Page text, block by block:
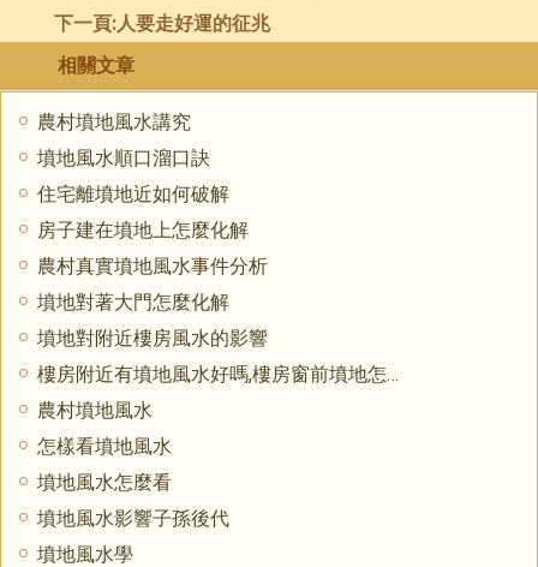
下一頁:人要走好運的征兆
相關文章
農村墳地風水講究
墳地風水順口溜口訣
住宅離墳地近如何破解
房子建在墳地上怎麼化解
農村真實墳地風水事件分析
墳地對著大門怎麼化解
墳地對附近樓房風水的影響
樓房附近有墳地風水好嗎,樓房窗前墳地怎麼化解
農村墳地風水
怎樣看墳地風水
墳地風水怎麼看
墳地風水影響子孫後代
墳地風水學